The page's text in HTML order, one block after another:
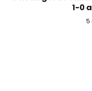
1-0
5